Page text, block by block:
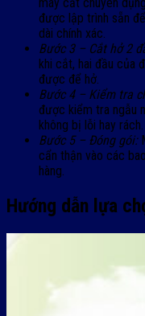
được lập trình sẵn
dài chính xác.
Bước 3 – Cắt hở 2
khi cắt, hai đầu của
được để hở.
Bước 4 – Kiểm tra
được kiểm tra ngẫu
không bị lỗi hay rách.
Bước 5 – Đóng gói:
cẩn thận vào các
hàng.
Hướng dẫn lựa